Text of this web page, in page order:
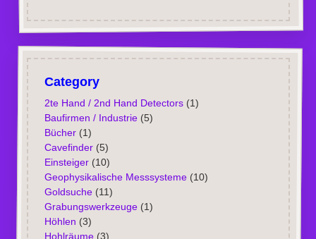
Category
2te Hand / 2nd Hand Detectors(1)
Baufirmen / Industrie(5)
Bücher(1)
Cavefinder(5)
Einsteiger(10)
Geophysikalische Messsysteme(10)
Goldsuche(11)
Grabungswerkzeuge(1)
Höhlen (3)